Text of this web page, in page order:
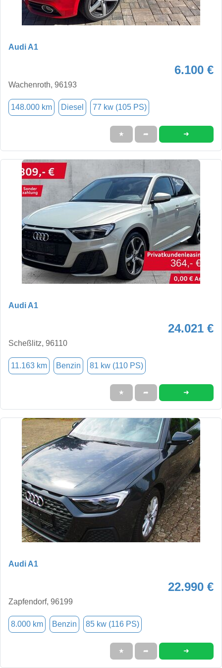
Audi A1
6.100 €
Wachenroth, 96193
148.000 km Diesel 77 kw (105 PS)
★ ➦ ➜
Audi A1
24.021 €
Scheßlitz, 96110
11.163 km Benzin 81 kw (110 PS)
★ ➦ ➜
Audi A1
22.990 €
Zapfendorf, 96199
8.000 km Benzin 85 kw (116 PS)
★ ➦ ➜